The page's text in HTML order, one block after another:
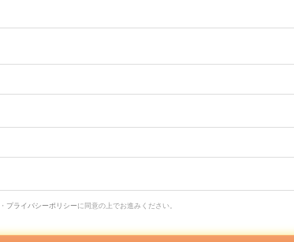
・ プライバシーポリシー に同意の上でお進みください。